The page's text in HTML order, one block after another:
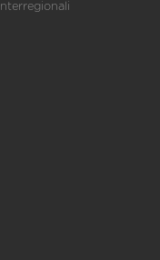
Interregionali